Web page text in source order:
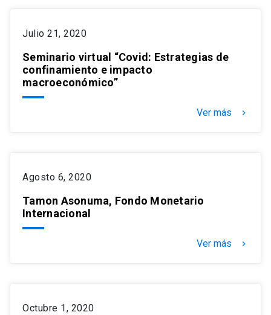
Julio 21, 2020
Seminario virtual “Covid: Estrategias de
confinamiento e impacto
macroeconómico”
Ver más keyboard_arrow_right
Agosto 6, 2020
Tamon Asonuma, Fondo Monetario
Internacional
Ver más keyboard_arrow_right
Octubre 1, 2020